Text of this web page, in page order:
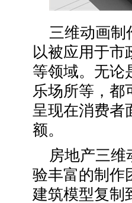
三维动画制
以被应用于市
等领域。无论
乐场所等，都
呈现在消费者
额。
房地产三
验丰富的制作
建筑模型复制